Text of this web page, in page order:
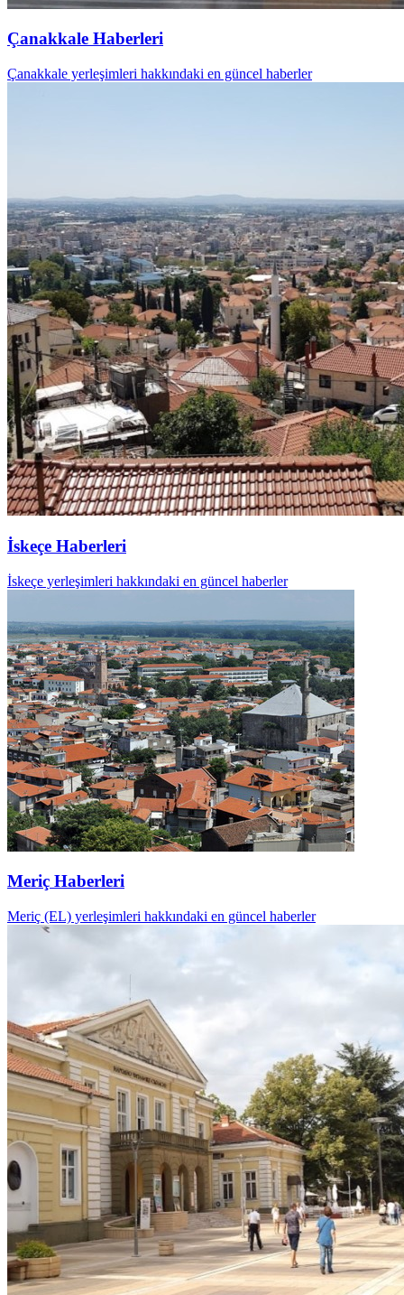
Çanakkale Haberleri
Çanakkale yerleşimleri hakkındaki en güncel haberler
İskeçe Haberleri
İskeçe yerleşimleri hakkındaki en güncel haberler
Meriç Haberleri
Meriç (EL) yerleşimleri hakkındaki en güncel haberler